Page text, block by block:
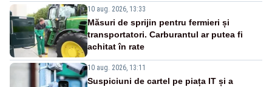
10 aug. 2026, 13:33
Măsuri de sprijin pentru fermieri și
transportatori. Carburantul ar putea fi
achitat în rate
10 aug. 2026, 13:11
Suspiciuni de cartel pe piața IT și a